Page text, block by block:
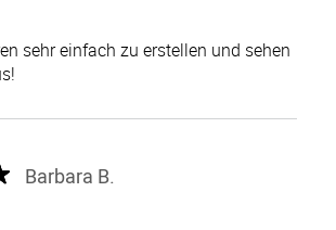
sehr einfach zu erstellen und sehen
Barbara B.